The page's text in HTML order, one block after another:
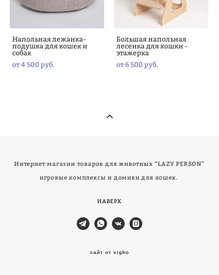
Напольная лежанка-
подушка для кошек и
собак
от 4 500 pуб.
Большая напольная
лесенка для кошки -
этажерка
от 6 500 pуб.
Интернет магазин товаров для животных “LAZY PERSON”
игровые комплексы и домики для кошек.
НАВЕРХ
сайт от vigbo